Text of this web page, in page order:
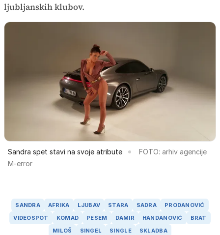
ljubljanskih klubov.
Sandra spet stavi na svoje atribute
FOTO: arhiv agencije
M-error
SANDRA AFRIKA LJUBAV STARA SADRA
PRODANOVIĆ
VIDEOSPOT
KOMAD PESEM DAMIR HANDANOVIĆ
BRAT
MILOŠ
SINGEL SINGLE SKLADBA